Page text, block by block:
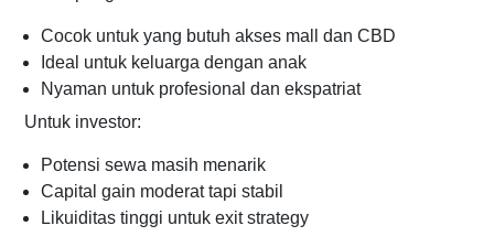
Cocok untuk yang butuh akses mall dan CBD
Ideal untuk keluarga dengan anak
Nyaman untuk profesional dan ekspatriat
Untuk investor:
Potensi sewa masih menarik
Capital gain moderat tapi stabil
Likuiditas tinggi untuk exit strategy